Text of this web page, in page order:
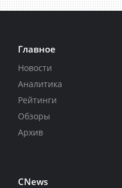
Главное
Новости
Аналитика
Рейтинги
Обзоры
Архив
CNews